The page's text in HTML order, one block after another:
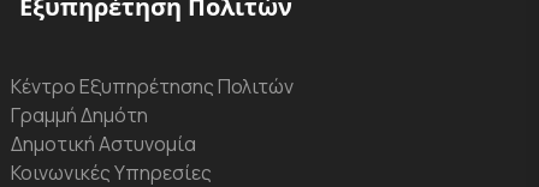
Εξυπηρέτηση Πολιτών
Κέντρο Εξυπηρέτησης Πολιτών
Γραμμή Δημότη
Δημοτική Αστυνομία
Κοινωνικές Υπηρεσίες